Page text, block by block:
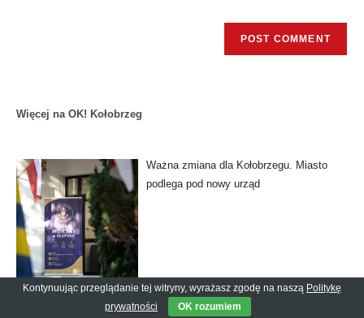
Więcej na OK! Kołobrzeg
Ważna zmiana dla Kołobrzegu. Miasto
podlega pod nowy urząd
Wilki, lisy i inne futrzaki przejdą ulicami
Kontynuując przeglądanie tej witryny, wyrażasz zgodę na naszą Politykę
prywatności
OK rozumiem